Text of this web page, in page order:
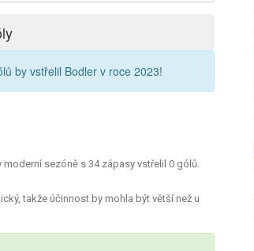
by vstřelil Bodler v roce 2023!
sezóně s 34 zápasy vstřelil 0 gólů.
takže účinnost by mohla být větší než u